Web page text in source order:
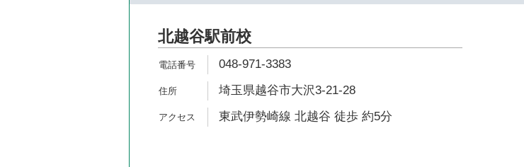
北越谷駅前校
048-971-3383
埼玉県越谷市大沢3-21-28
東武伊勢崎線 北越谷 徒歩 約5分